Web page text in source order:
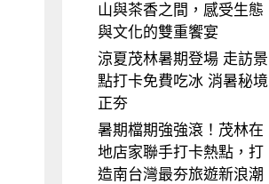
山與茶香之間，感受生態
與文化的雙重饗宴
涼夏茂林暑期登場 走訪景
點打卡免費吃冰 消暑秘境
正夯
暑期檔期強強滾！茂林在
地店家聯手打卡熱點，打
造南台灣最夯旅遊新浪潮